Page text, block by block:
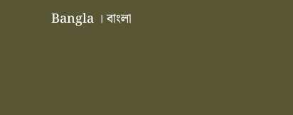
Skip to main content
Skip to header right navigation
Skip to site footer
Bangla । বাংলা